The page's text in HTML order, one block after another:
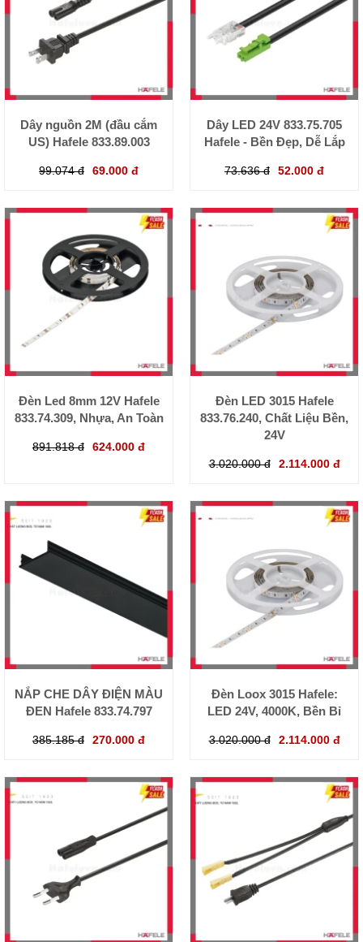
Dây nguồn 2M (đầu cắm
US) Hafele 833.89.003
99.074 đ 69.000 đ
Dây LED 24V 833.75.705
Hafele - Bền Đẹp, Dễ Lắp
73.636 đ 52.000 đ
Đèn Led 8mm 12V Hafele
833.74.309, Nhựa, An Toàn
891.818 đ 624.000 đ
Đèn LED 3015 Hafele
833.76.240, Chất Liệu Bền,
24V
3.020.000 đ 2.114.000 đ
NẮP CHE DÂY ĐIỆN MÀU
ĐEN Hafele 833.74.797
385.185 đ 270.000 đ
Đèn Loox 3015 Hafele:
LED 24V, 4000K, Bền Bỉ
3.020.000 đ 2.114.000 đ